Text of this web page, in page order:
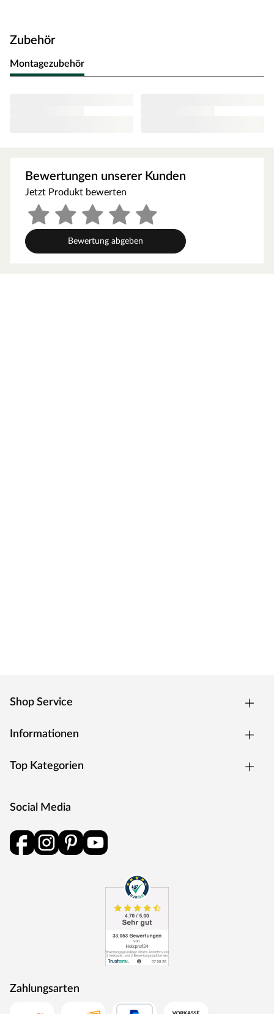
Zubehör
Montagezubehör
Bewertungen unserer Kunden
Jetzt Produkt bewerten
Bewertung abgeben
Shop Service
Informationen
Top Kategorien
Social Media
Zahlungsarten